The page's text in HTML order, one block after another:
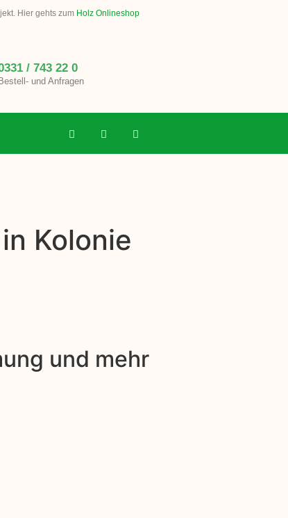
Hier gehts zum Holz Onlineshop
/ 743 22 0
Bestell- und Anfragen
Kolonie
und mehr